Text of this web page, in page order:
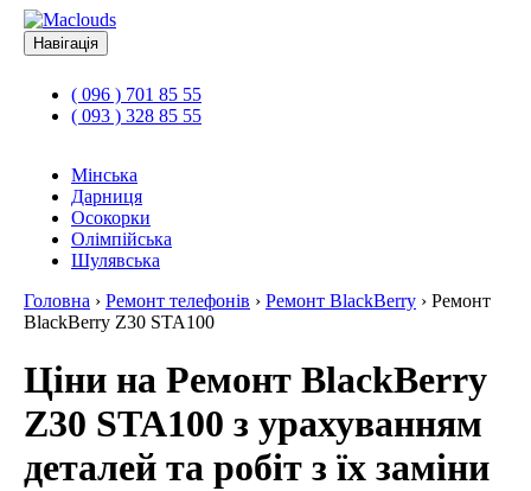
Навігація
( 096 ) 701 85 55
( 093 ) 328 85 55
Мінська
Дарниця
Осокорки
Олімпійська
Шулявська
Головна › Ремонт телефонів › Ремонт BlackBerry › Ремонт
BlackBerry Z30 STA100
Ціни на Ремонт BlackBerry
Z30 STA100 з урахуванням
деталей та робіт з їх заміни